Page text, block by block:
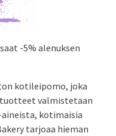
-5% alenuksen
kotileipomo, joka
valmistetaan
kotimaisia
tarjoaa hieman